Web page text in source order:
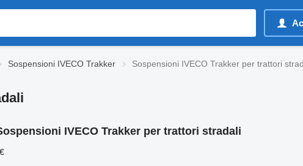
Sospensioni IVECO Trakker Sospensioni IVECO Trakker per trattori
IVECO Trakker per trattori stradali